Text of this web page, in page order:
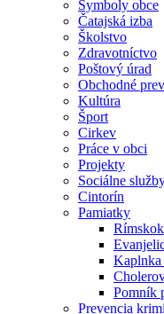
Symboly obce
Čatajská izba
Školstvo
Zdravotníctvo
Poštový úrad
Obchodné
Kultúra
Šport
Cirkev
Práce v obci
Projekty
Sociálne
Cintorín
Pamiatky
Kaplnka
Pomník
Prevencia